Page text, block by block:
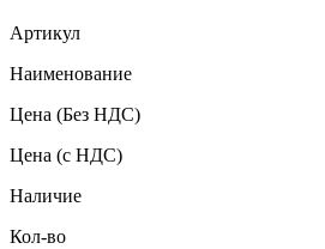
Артикул
Наименование
Цена (Без НДС)
Цена (с НДС)
Наличие
Кол-во